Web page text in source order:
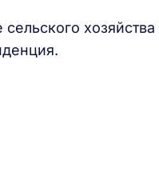
сельского